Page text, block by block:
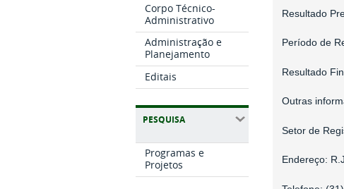
Corpo Técnico-
Administrativo
Administração e
Planejamento
Editais
PESQUISA
Programas e
Projetos
Resultado
Período de
Resultado
Outras
Setor de
Endereço: